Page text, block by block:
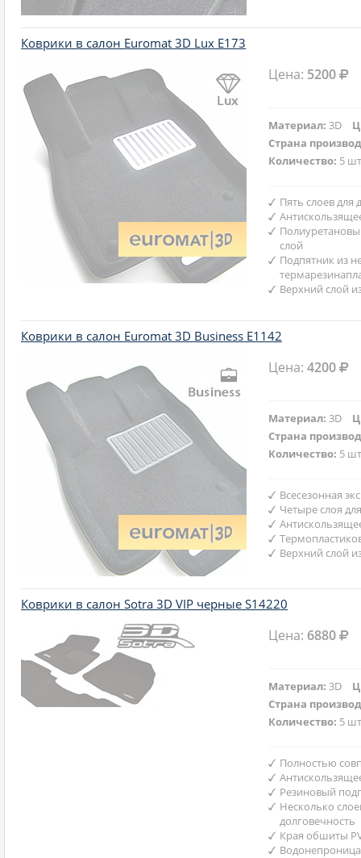
Коврики в салон Euromat 3D Lux E173
Цена: 5200
Материал:3D
Страна
Количество: 5
Пять слоев
слой
Подпятник из
Верхний слой
Коврики в салон Euromat 3D Business E1142
Цена:4200
Материал:3D
Страна
Количество: 5
Всесезонная
Четыре слоя
Верхний слой
Коврики в салон Sotra 3D VIP черные S14220
Цена:6880
Материал:3D
Страна
Количество: 5
Полностью
Резиновый
Несколько
долговечность
Края обшиты